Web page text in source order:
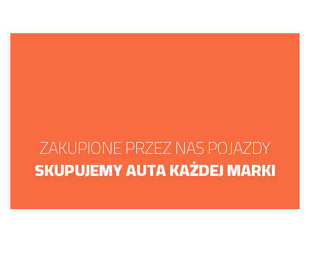
ZAKUPIONE PRZEZ NAS POJAZDY
SKUPUJEMY AUTA KAŻDEJ MARKI